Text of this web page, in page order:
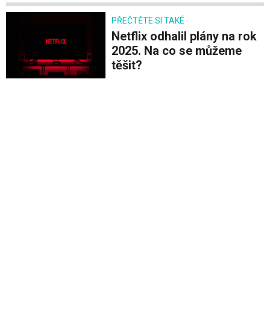
PŘEČTĚTE SI TAKÉ
Netflix odhalil plány na rok
2025. Na co se můžeme
těšit?